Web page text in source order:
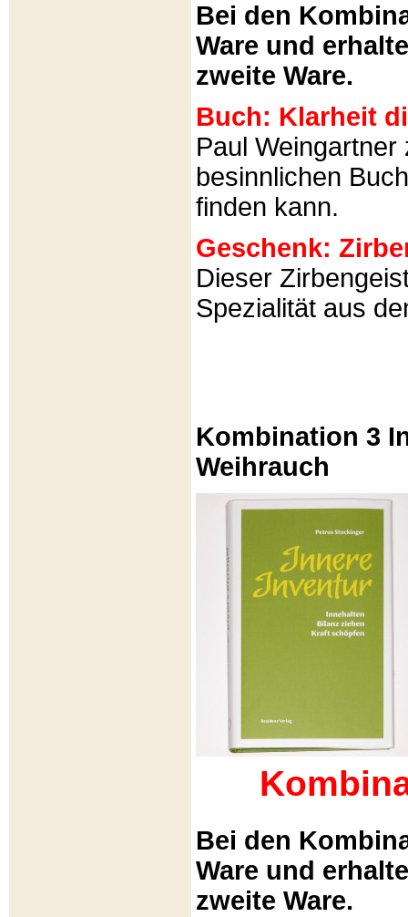
Bei den
Ware und
zweite Ware.
Buch: Klarheit
Paul
besinnlichen
finden kann.
Geschenk:
Dieser
Spezialität aus
Kombination 3
Weihrauch
Bei den
Ware und
zweite Ware.